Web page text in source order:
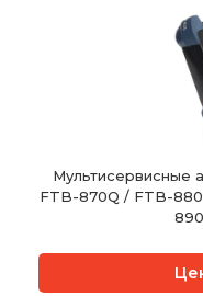
Мультисервисные
FTB-870Q / FTB-